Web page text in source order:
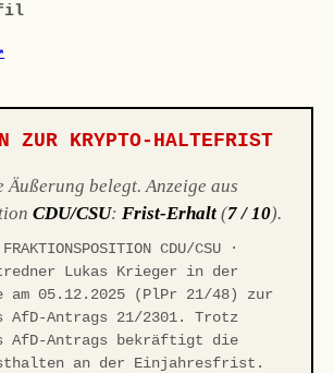
ZUR KRYPTO-HALTEFRIST
Äußerung belegt. Anzeige aus
CDU/CSU:Frist-Erhalt (7 / 10).
CDU/CSU ·
Lukas Krieger in der
am 05.12.2025 (PlPr 21/48) zur
AfD-Antrags 21/2301. Trotz
AfD-Antrags bekräftigt die
an der Einjahresfrist.